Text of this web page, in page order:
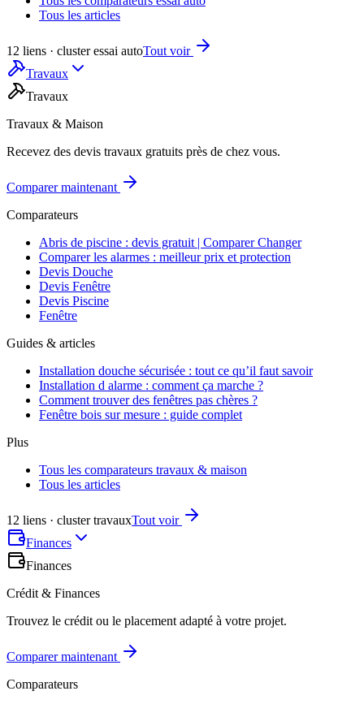
Tous les articles
12 liens · cluster essai autoTout voir
Travaux
Travaux
Travaux & Maison
Recevez des devis travaux gratuits près de chez vous.
Comparer maintenant
Comparateurs
Abris de piscine : devis gratuit | Comparer Changer
Comparer les alarmes : meilleur prix et protection
Devis Douche
Devis Fenêtre
Devis Piscine
Fenêtre
Guides & articles
Installation douche sécurisée : tout ce qu’il faut savoir
Installation d alarme : comment ça marche ?
Comment trouver des fenêtres pas chères ?
Fenêtre bois sur mesure : guide complet
Plus
Tous les comparateurs travaux & maison
Tous les articles
12 liens · cluster travauxTout voir
Finances
Finances
Crédit & Finances
Trouvez le crédit ou le placement adapté à votre projet.
Comparer maintenant
Comparateurs